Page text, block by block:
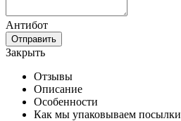
Антибот
Отправить
Закрыть
Отзывы
Описание
Особенности
Как мы упаковываем посылки